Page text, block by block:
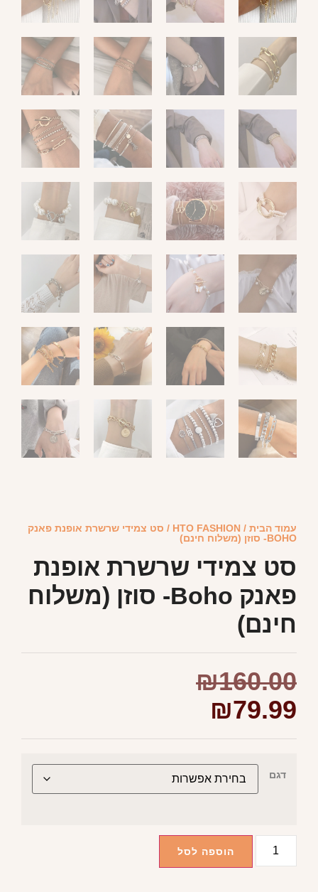
עמוד הבית /
HTO FASHION / סט צמידי שרשרת אופנת פאנק
BOHO- סוזן (משלוח חינם)
סט צמידי שרשרת אופנת
פאנק Boho- סוזן (משלוח
חינם)
₪160.00
₪79.99
דגם
הוספה לסל